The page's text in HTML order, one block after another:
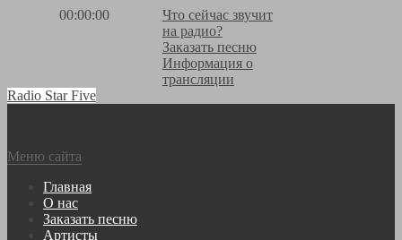
00:00:00
Что сейчас звучит
на радио?
Заказать песню
Информация о
трансляции
Radio Star Five
Меню сайта
Главная
О нас
Заказать песню
Артисты